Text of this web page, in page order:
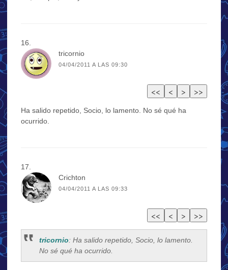
tricornio
04/04/2011 A LAS 09:30
Ha salido repetido, Socio, lo lamento. No sé qué ha
ocurrido.
Crichton
04/04/2011 A LAS 09:33
tricornio: Ha salido repetido, Socio, lo lamento.
No sé qué ha ocurrido.